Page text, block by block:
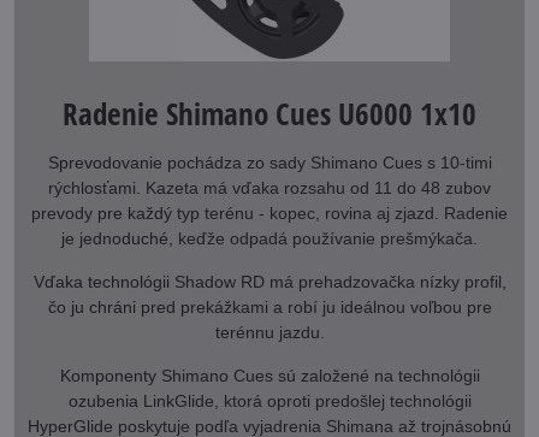
Radenie Shimano Cues U6000 1x10
Sprevodovanie pochádza zo sady Shimano Cues s 10-timi
rýchlosťami. Kazeta má vďaka rozsahu od 11 do 48 zubov
prevody pre každý typ terénu - kopec, rovina aj zjazd. Radenie
je jednoduché, keďže odpadá používanie prešmýkača.
Vďaka technológii Shadow RD má prehadzovačka nízky profil,
čo ju chráni pred prekážkami a robí ju ideálnou voľbou pre
terénnu jazdu.
Komponenty Shimano Cues sú založené na technológii
ozubenia LinkGlide, ktorá oproti predošlej technológii
HyperGlide poskytuje podľa vyjadrenia Shimana až trojnásobnú